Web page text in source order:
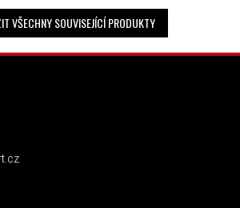
VŠECHNY SOUVISEJÍCÍ PRODUKTY